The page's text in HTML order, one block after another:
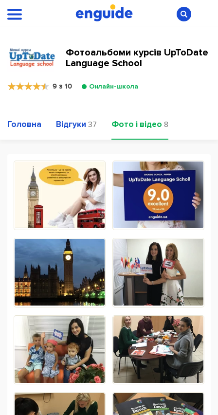
Фотоальбоми курсів UpToDate
Language School
9 з 10 Онлайн-школа
Головна Відгуки 37 Фото і відео 8